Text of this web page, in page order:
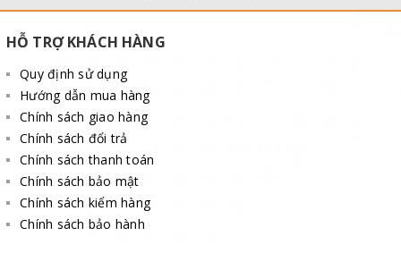
HỖ TRỢ KHÁCH HÀNG
Quy định sử dụng
Hướng dẫn mua hàng
Chính sách giao hàng
Chính sách đổi trả
Chính sách thanh toán
Chính sách bảo mật
Chính sách kiểm hàng
Chính sách bảo hành